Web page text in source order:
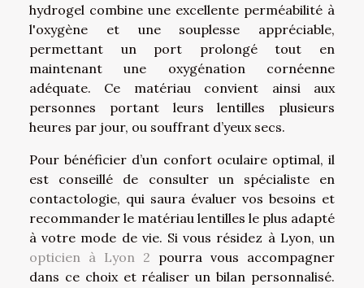
hydrogel combine une excellente perméabilité à
l'oxygène et une souplesse appréciable,
permettant un port prolongé tout en
maintenant une oxygénation cornéenne
adéquate. Ce matériau convient ainsi aux
personnes portant leurs lentilles plusieurs
heures par jour, ou souffrant d’yeux secs.
Pour bénéficier d’un confort oculaire optimal, il
est conseillé de consulter un spécialiste en
contactologie, qui saura évaluer vos besoins et
recommander le matériau lentilles le plus adapté
à votre mode de vie. Si vous résidez à Lyon, un
opticien à Lyon 2 pourra vous accompagner
dans ce choix et réaliser un bilan personnalisé.